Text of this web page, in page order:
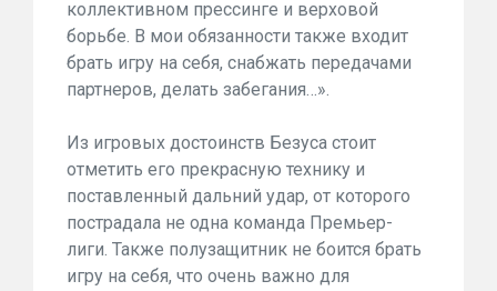
коллективном прессинге и верховой
борьбе. В мои обязанности также входит
брать игру на себя, снабжать передачами
партнеров, делать забегания…».
Из игровых достоинств Безуса стоит
отметить его прекрасную технику и
поставленный дальний удар, от которого
пострадала не одна команда Премьер-
лиги. Также полузащитник не боится брать
игру на себя, что очень важно для